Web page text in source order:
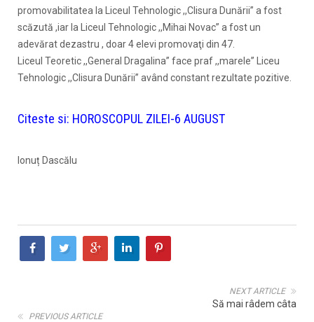
promovabilitatea la Liceul Tehnologic ,,Clisura Dunării” a fost
scăzută ,iar la Liceul Tehnologic ,,Mihai Novac” a fost un
adevărat dezastru , doar 4 elevi promovaţi din 47.
Liceul Teoretic ,,General Dragalina” face praf ,,marele” Liceu
Tehnologic ,,Clisura Dunării” având constant rezultate pozitive.
Citeste si: HOROSCOPUL ZILEI-6 AUGUST
Ionuț Dascălu
NEXT ARTICLE
Să mai râdem câta
PREVIOUS ARTICLE